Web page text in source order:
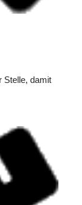
Stelle, damit